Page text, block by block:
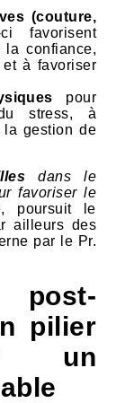
(couture,
favorisent
la confiance,
à favoriser
pour
stress, à
la gestion de
dans le
favoriser le
poursuit le
ailleurs des
par le Pr.
pilier
un